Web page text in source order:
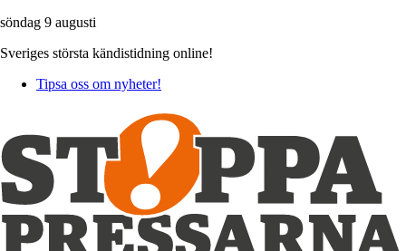
söndag 9 augusti
Sveriges största kändistidning online!
Tipsa oss om nyheter!